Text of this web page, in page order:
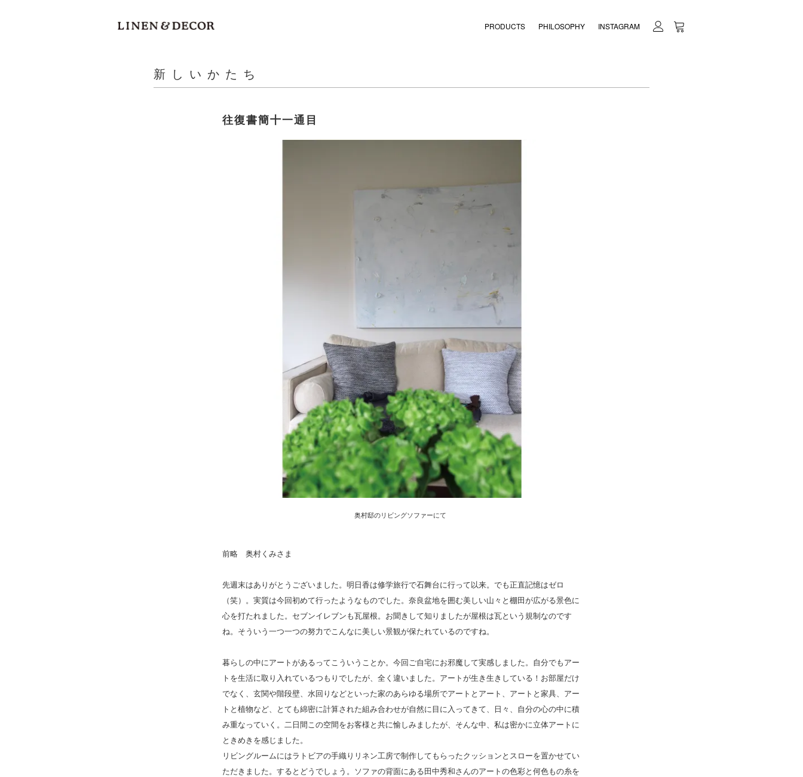
PRODUCTS PHILOSOPHY INSTAGRAM
新しいかたち
往復書簡十一通目
奥村邸のリビングソファーにて
前略 奥村くみさま
先週末はありがとうございました。明日香は修学旅行で石舞台に行って以来。でも正直記憶はゼロ
（笑）。実質は今回初めて行ったようなものでした。奈良盆地を囲む美しい山々と棚田が広がる景色に
心を打たれました。セブンイレブンも瓦屋根。お聞きして知りましたが屋根は瓦という規制なのです
ね。そういう一つ一つの努力でこんなに美しい景観が保たれているのですね。
暮らしの中にアートがあるってこういうことか。今回ご自宅にお邪魔して実感しました。自分でもアー
トを生活に取り入れているつもりでしたが、全く違いました。アートが生き生きしている！お部屋だけ
でなく、玄関や階段壁、水回りなどといった家のあらゆる場所でアートとアート、アートと家具、アー
トと植物など、とても綿密に計算された組み合わせが自然に目に入ってきて、日々、自分の心の中に積
み重なっていく。二日間この空間をお客様と共に愉しみましたが、そんな中、私は密かに立体アートに
ときめきを感じました。
リビングルームにはラトビアの手織りリネン工房で制作してもらったクッションとスローを置かせてい
ただきました。するとどうでしょう。ソファの背面にある田中秀和さんのアートの色彩と何色もの糸を